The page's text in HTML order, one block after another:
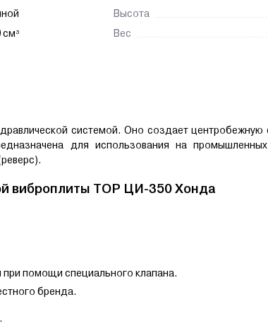
см³
Высота
Вес
системой. Оно создает
для использования на
виброплиты TOР ЦИ-350 Хонда
при помощи специального клапана.
бренда.